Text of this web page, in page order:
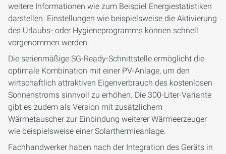
weitere Informationen wie zum Beispiel Energiestatistiken
darstellen. Einstellungen wie beispielsweise die Aktivierung
des Urlaubs- oder Hygieneprogramms können schnell
vorgenommen werden.
Die serienmäßige SG-Ready-Schnittstelle ermöglicht die
optimale Kombination mit einer PV-Anlage, um den
wirtschaftlich attraktiven Eigenverbrauch des kostenlosen
Sonnenstroms sinnvoll zu erhöhen. Die 300-Liter-Variante
gibt es zudem als Version mit zusätzlichem
Wärmetauscher zur Einbindung weiterer Wärmeerzeuger
wie beispielsweise einer Solarthermieanlage.
Fachhandwerker haben nach der Integration des Geräts in